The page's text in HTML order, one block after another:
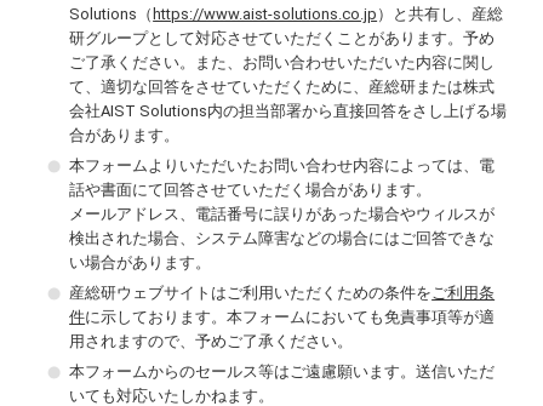
Solutions（https://www.aist-solutions.co.jp ）と共有し、産総
研グループとして対応させていただくことがあります。予め
ご了承ください。また、お問い合わせいただいた内容に関し
て、適切な回答をさせていただくために、産総研または株式
会社AIST Solutions内の担当部署から直接回答をさし上げる場
合があります。
本フォームよりいただいたお問い合わせ内容によっては、電
話や書面にて回答させていただく場合があります。
メールアドレス、電話番号に誤りがあった場合やウィルスが
検出された場合、システム障害などの場合にはご回答できな
い場合があります。
産総研ウェブサイトはご利用いただくための条件を ご利用条
件に示しております。本フォームにおいても免責事項等が適
用されますので、予めご了承ください。
本フォームからのセールス等はご遠慮願います。送信いただ
いても対応いたしかねます。